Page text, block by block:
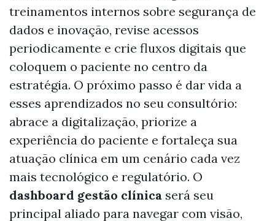
treinamentos internos sobre segurança de
dados e inovação, revise acessos
periodicamente e crie fluxos digitais que
coloquem o paciente no centro da
estratégia. O próximo passo é dar vida a
esses aprendizados no seu consultório:
abrace a digitalização, priorize a
experiência do paciente e fortaleça sua
atuação clínica em um cenário cada vez
mais tecnológico e regulatório. O
dashboard gestão clínica será seu
principal aliado para navegar com visão,